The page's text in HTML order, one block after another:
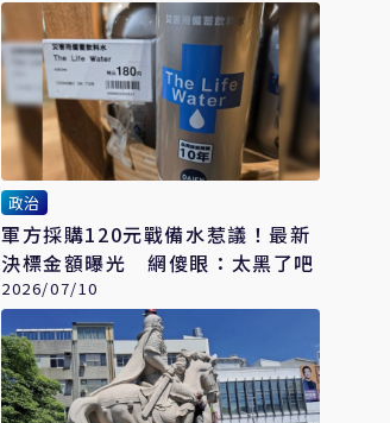
政治
軍方採購120元戰備水惹議！最新
決標金額曝光 網傻眼：太黑了吧
2026/07/10